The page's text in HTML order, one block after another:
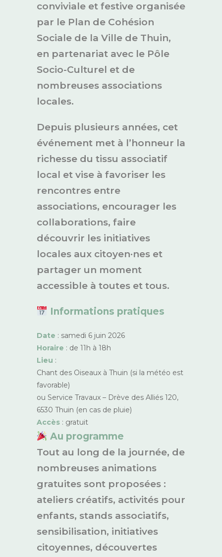
conviviale et festive organisée
par le Plan de Cohésion
Sociale de la Ville de Thuin,
en partenariat avec le Pôle
Socio-Culturel et de
nombreuses associations
locales.
Depuis plusieurs années, cet
événement met à l’honneur la
richesse du tissu associatif
local et vise à favoriser les
rencontres entre
associations, encourager les
collaborations, faire
découvrir les initiatives
locales aux citoyen·nes et
partager un moment
accessible à toutes et tous.
Informations pratiques
Date : samedi 6 juin 2026
Horaire : de 11h à 18h
Lieu :
Chant des Oiseaux à Thuin (si la météo est
favorable)
ou Service Travaux – Drève des Alliés 120,
6530 Thuin (en cas de pluie)
Accès : gratuit
Au programme
Tout au long de la journée, de
nombreuses animations
gratuites sont proposées :
ateliers créatifs, activités pour
enfants, stands associatifs,
sensibilisation, initiatives
citoyennes, découvertes